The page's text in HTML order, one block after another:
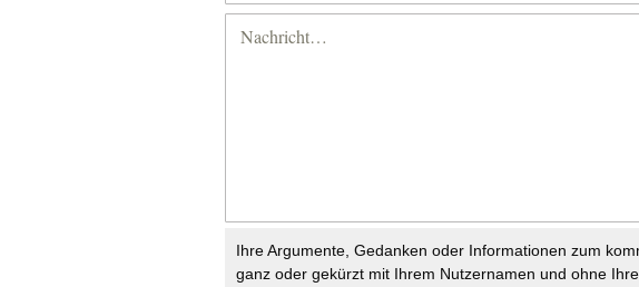
Ihre Argumente, Gedanken oder Informationen zum
ganz oder gekürzt mit Ihrem Nutzernamen und ohne